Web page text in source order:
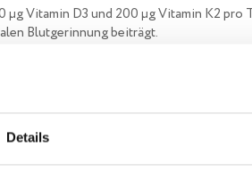
Details
Vitamin D3 und 200 µg Vitamin K2
Blutgerinnung beiträgt.